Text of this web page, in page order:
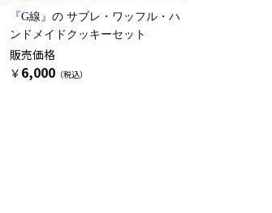
『G線』の サブレ・ワッフル・ハ
ンドメイドクッキーセット
販売価格
￥ 6,000